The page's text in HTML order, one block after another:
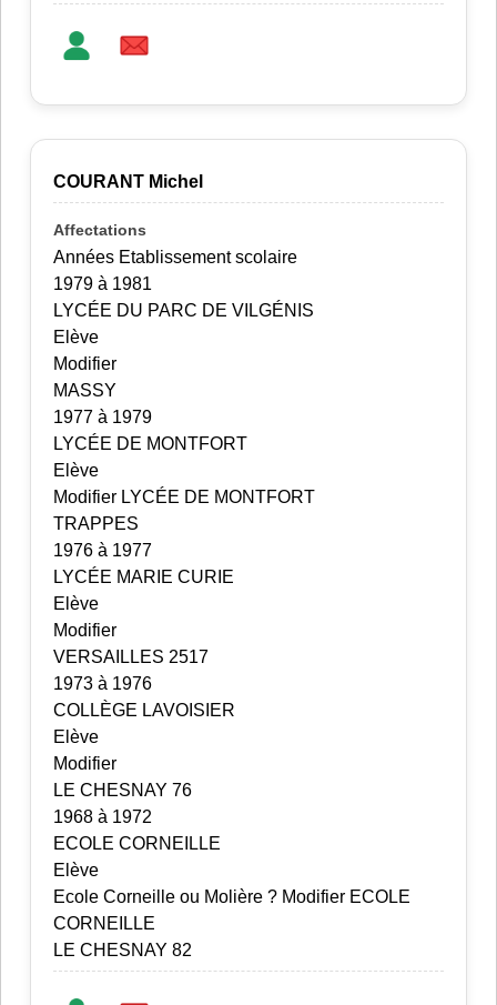
COURANT Michel
Années Etablissement scolaire
1979 à 1981
LYCÉE DU PARC DE VILGÉNIS
Elève
Modifier
MASSY
1977 à 1979
LYCÉE DE MONTFORT
Elève
Modifier LYCÉE DE MONTFORT
TRAPPES
1976 à 1977
LYCÉE MARIE CURIE
Elève
Modifier
VERSAILLES 2517
1973 à 1976
COLLÈGE LAVOISIER
Elève
Modifier
LE CHESNAY 76
1968 à 1972
ECOLE CORNEILLE
Elève
Ecole Corneille ou Molière ? Modifier ECOLE
CORNEILLE
LE CHESNAY 82